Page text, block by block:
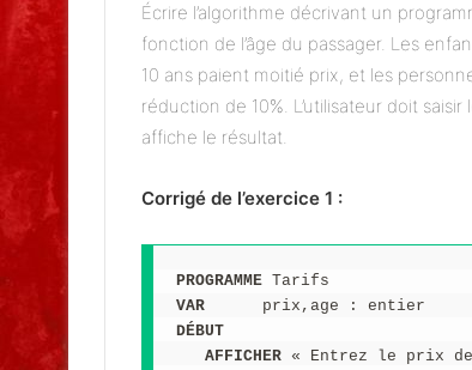
Écrire l’algorithme décrivant un
fonction de l’âge du passager. Les
10 ans paient moitié prix, et les
réduction de 10%. L’utilisateur doit
affiche le résultat.
Corrigé de l’exercice 1 :
PROGRAMME Tarifs
VAR prix,age : entier
DÉBUT
   AFFICHER
« Entrez le prix